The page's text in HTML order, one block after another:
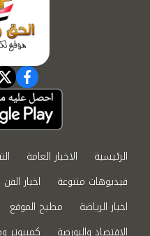
الرئيسية الاخبار العامة
فيديوهات متنوعة
اخبار الفن
اخبار الرياضة
مطبخ الموقع
الاقتصاد والبورصة
كمبيوتر